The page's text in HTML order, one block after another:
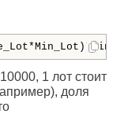
1 лот стоит
доля